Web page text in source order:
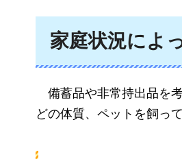
家庭状況によ
備蓄品や非常持出品を
どの体質、ペットを飼っ